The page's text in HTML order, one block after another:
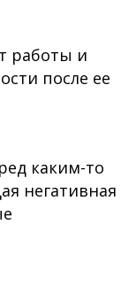
работы и
после ее
каким-то
негативная